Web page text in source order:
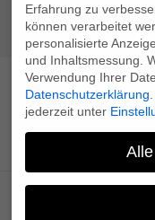
Erfahrung zu
können verarbeitet
personalisierte
und Inhaltsmessung.
Verwendung Ihrer
Datenschutzerklärung
jederzeit unter